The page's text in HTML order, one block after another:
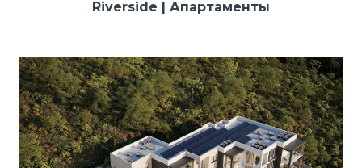
Riverside | Апартаменты